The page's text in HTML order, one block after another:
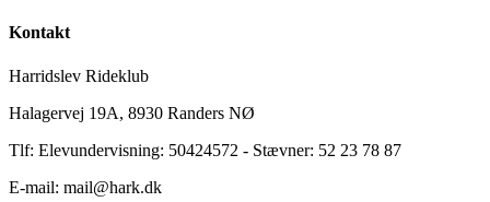
Kontakt
Harridslev Rideklub
Halagervej 19A, 8930 Randers NØ
Tlf: Elevundervisning: 50424572 - Stævner: 52 23 78 87
E-mail: mail@hark.dk